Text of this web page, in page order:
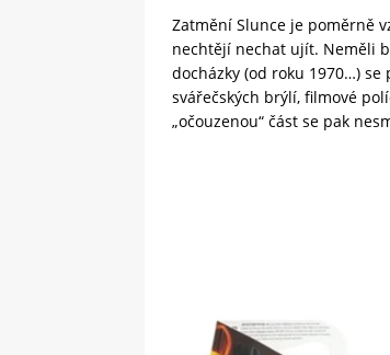
Zatmění Slunce je poměrně
nechtějí nechat ujít. Neměli
docházky (od roku 1970…)
svářečských brýlí, filmové
„očouzenou“ část se pak